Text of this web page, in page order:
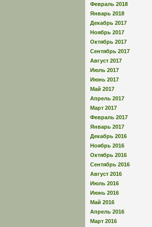
Февраль 2018
Январь 2018
Декабрь 2017
Ноябрь 2017
Октябрь 2017
Сентябрь 2017
Август 2017
Июль 2017
Июнь 2017
Май 2017
Апрель 2017
Март 2017
Февраль 2017
Январь 2017
Декабрь 2016
Ноябрь 2016
Октябрь 2016
Сентябрь 2016
Август 2016
Июль 2016
Июнь 2016
Май 2016
Апрель 2016
Март 2016